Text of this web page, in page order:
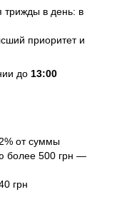
трижды в день: в
приоритет и
до 13:00
от суммы
более 500 грн —
грн